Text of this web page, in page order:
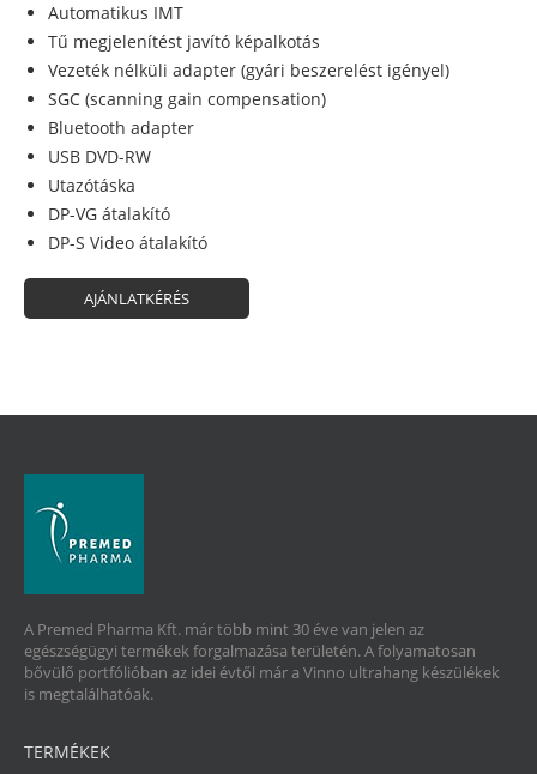
Automatikus IMT
Tű megjelenítést javító képalkotás
Vezeték nélküli adapter (gyári beszerelést igényel)
SGC (scanning gain compensation)
Bluetooth adapter
USB DVD-RW
Utazótáska
DP-VG átalakító
DP-S Video átalakító
AJÁNLATKÉRÉS
A Premed Pharma Kft. már több mint 30 éve van jelen az
egészségügyi termékek forgalmazása területén. A folyamatosan
bővülő portfólióban az idei évtől már a Vinno ultrahang készülékek
is megtalálhatóak.
TERMÉKEK